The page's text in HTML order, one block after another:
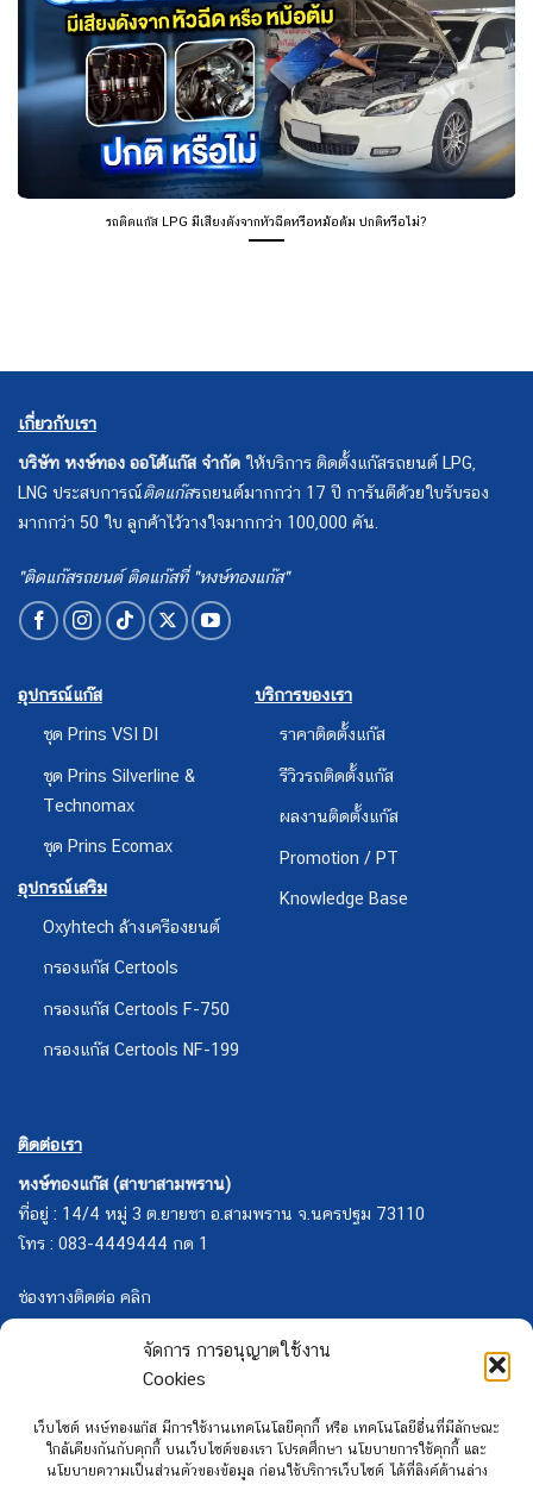
จัดการ การอนุญาตใช้งาน
Cookies
เว็บไซต์ หงษ์ทองแก๊ส มีการใช้งานเทคโนโลยีคุกกี้ หรือ เทคโนโลยีอื่นที่มีลักษณะ
ใกล้เคียงกันกับคุกกี้ บนเว็บไซต์ของเรา โปรดศึกษา นโยบายการใช้คุกกี้ และ
นโยบายความเป็นส่วนตัวของข้อมูล ก่อนใช้บริการเว็บไซต์ ได้ที่ลิงค์ด้านล่าง
รถติดแก๊ส LPG มีเสียงดังจากหัวฉีดหรือหม้อต้ม ปกติหรือไม่?
เกี่ยวกับเรา
บริษัท หงษ์ทอง ออโต้แก๊ส จำกัด ให้บริการ ติดตั้งแก๊สรถยนต์ LPG,
LNG ประสบการณ์ติดแก๊สรถยนต์มากกว่า 17 ปี การันตีด้วยใบรับรอง
มากกว่า 50 ใบ ลูกค้าไว้วางใจมากกว่า 100,000 คัน.
"ติดแก๊สรถยนต์ ติดแก๊สที่ "หงษ์ทองแก๊ส"
อุปกรณ์แก๊ส
ชุด Prins VSI DI
ชุด Prins Silverline &
Technomax
ชุด Prins Ecomax
อุปกรณ์เสริม
Oxyhtech ล้างเครืองยนต์
กรองแก๊ส Certools
กรองแก๊ส Certools F-750
กรองแก๊ส Certools NF-199
บริการของเรา
ราคาติดตั้งแก๊ส
รีวิวรถติดตั้งแก๊ส
ผลงานติดตั้งแก๊ส
Promotion / PT
Knowledge Base
ติดต่อเรา
หงษ์ทองแก๊ส (สาขาสามพราน)
ที่อยู่ : 14/4 หมู่ 3 ต.ยายชา อ.สามพราน จ.นครปฐม 73110
โทร : 083-4449444 กด 1
ช่องทางติดต่อ คลิก